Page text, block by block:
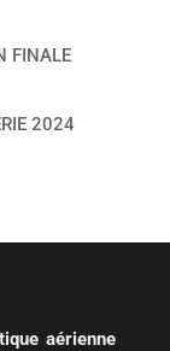
FINALE
2024
aérienne